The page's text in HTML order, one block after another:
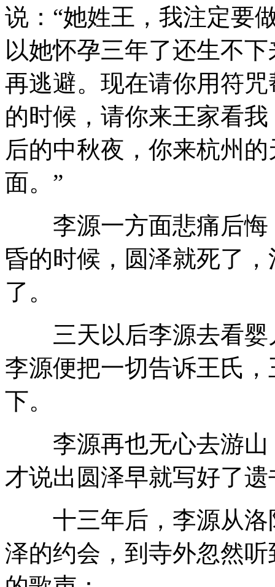
说：“她姓王，我注定要
以她怀孕三年了还生不
再逃避。现在请你用符
的时候，请你来王家看
后的中秋夜，你来杭州
面。”
李源一方面悲痛后悔
昏的时候，圆泽就死了
了。
三天以后李源去看婴
李源便把一切告诉王氏
下。
李源再也无心去游山
才说出圆泽早就写好了遗
十三年后，李源从洛
泽的约会，到寺外忽然